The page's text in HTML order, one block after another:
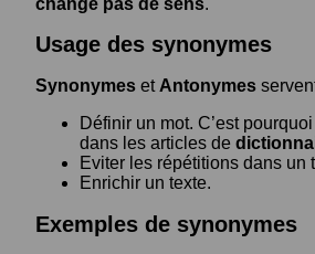
Usage des synonymes
Synonymes et Antonymes
Définir un mot. C’est
dans les articles de
Eviter les répétitions dans un
Enrichir un texte.
Exemples de synonymes